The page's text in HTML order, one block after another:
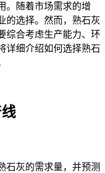
。随着市场需求的增
的选择。然而，熟石灰
综合考虑生产能力、环
详细介绍如何选择熟石
灰的需求量，并预测